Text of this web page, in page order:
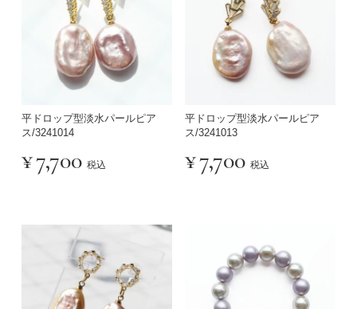
平ドロップ型淡水パールピア
ス/3241014
¥7,700 税込
平ドロップ型淡水パールピア
ス/3241013
¥7,700 税込